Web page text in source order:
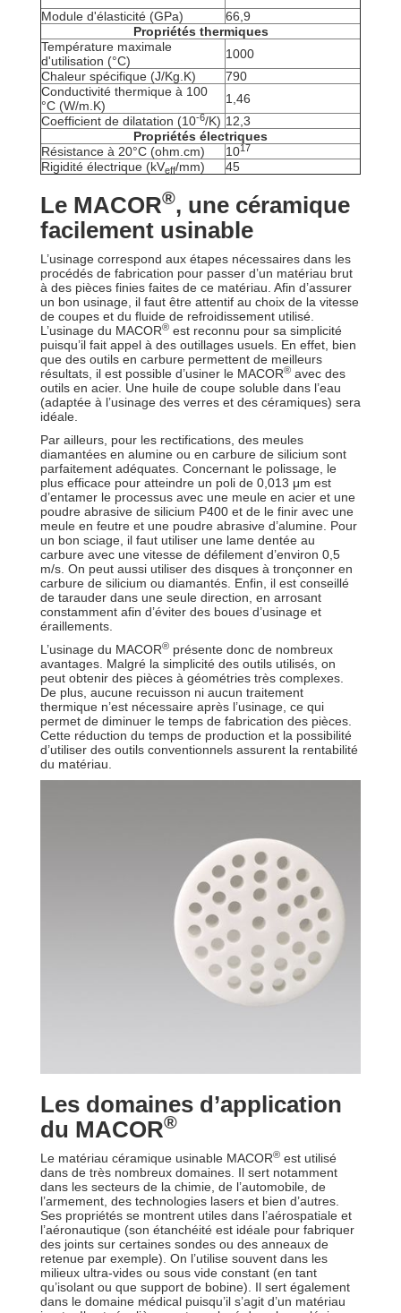
Module d'élasticité (GPa)
66,9
Propriétés thermiques
Température maximale
d'utilisation (°C)
1000
Chaleur spécifique (J/Kg.K)
790
Conductivité thermique à 100
°C (W/m.K)
1,46
Coefficient de dilatation (10-6/K) 12,3
Propriétés électriques
Résistance à 20°C (ohm.cm)
1017
Rigidité électrique (kVeff/mm) 45
Le MACOR®, une céramique
facilement usinable
L’usinage correspond aux étapes nécessaires dans les
procédés de fabrication pour passer d’un matériau brut
à des pièces finies faites de ce matériau. Afin d’assurer
un bon usinage, il faut être attentif au choix de la vitesse
de coupes et du fluide de refroidissement utilisé.
L’usinage du MACOR® est reconnu pour sa simplicité
puisqu’il fait appel à des outillages usuels. En effet, bien
que des outils en carbure permettent de meilleurs
résultats, il est possible d’usiner le MACOR® avec des
outils en acier. Une huile de coupe soluble dans l’eau
(adaptée à l’usinage des verres et des céramiques) sera
idéale.
Par ailleurs, pour les rectifications, des meules
diamantées en alumine ou en carbure de silicium sont
parfaitement adéquates. Concernant le polissage, le
plus efficace pour atteindre un poli de 0,013 μm est
d’entamer le processus avec une meule en acier et une
poudre abrasive de silicium P400 et de le finir avec une
meule en feutre et une poudre abrasive d’alumine. Pour
un bon sciage, il faut utiliser une lame dentée au
carbure avec une vitesse de défilement d’environ 0,5
m/s. On peut aussi utiliser des disques à tronçonner en
carbure de silicium ou diamantés. Enfin, il est conseillé
de tarauder dans une seule direction, en arrosant
constamment afin d’éviter des boues d’usinage et
éraillements.
L’usinage du MACOR® présente donc de nombreux
avantages. Malgré la simplicité des outils utilisés, on
peut obtenir des pièces à géométries très complexes.
De plus, aucune recuisson ni aucun traitement
thermique n’est nécessaire après l’usinage, ce qui
permet de diminuer le temps de fabrication des pièces.
Cette réduction du temps de production et la possibilité
d’utiliser des outils conventionnels assurent la rentabilité
du matériau.
Les domaines d’application
du MACOR®
Le matériau céramique usinable MACOR® est utilisé
dans de très nombreux domaines. Il sert notamment
dans les secteurs de la chimie, de l’automobile, de
l’armement, des technologies lasers et bien d’autres.
Ses propriétés se montrent utiles dans l’aérospatiale et
l’aéronautique (son étanchéité est idéale pour fabriquer
des joints sur certaines sondes ou des anneaux de
retenue par exemple). On l’utilise souvent dans les
milieux ultra-vides ou sous vide constant (en tant
qu’isolant ou que support de bobine). Il sert également
dans le domaine médical puisqu’il s’agit d’un matériau